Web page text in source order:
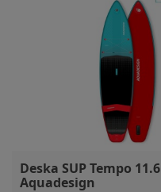
Deska SUP Tempo 11.6
Aquadesign